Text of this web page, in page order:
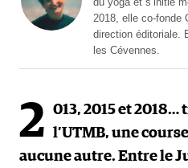
2018, elle co-fonde
direction éditoriale.
les Cévennes.
2 013, 2015 et 2018…
l’UTMB, une
aucune autre. Entre le